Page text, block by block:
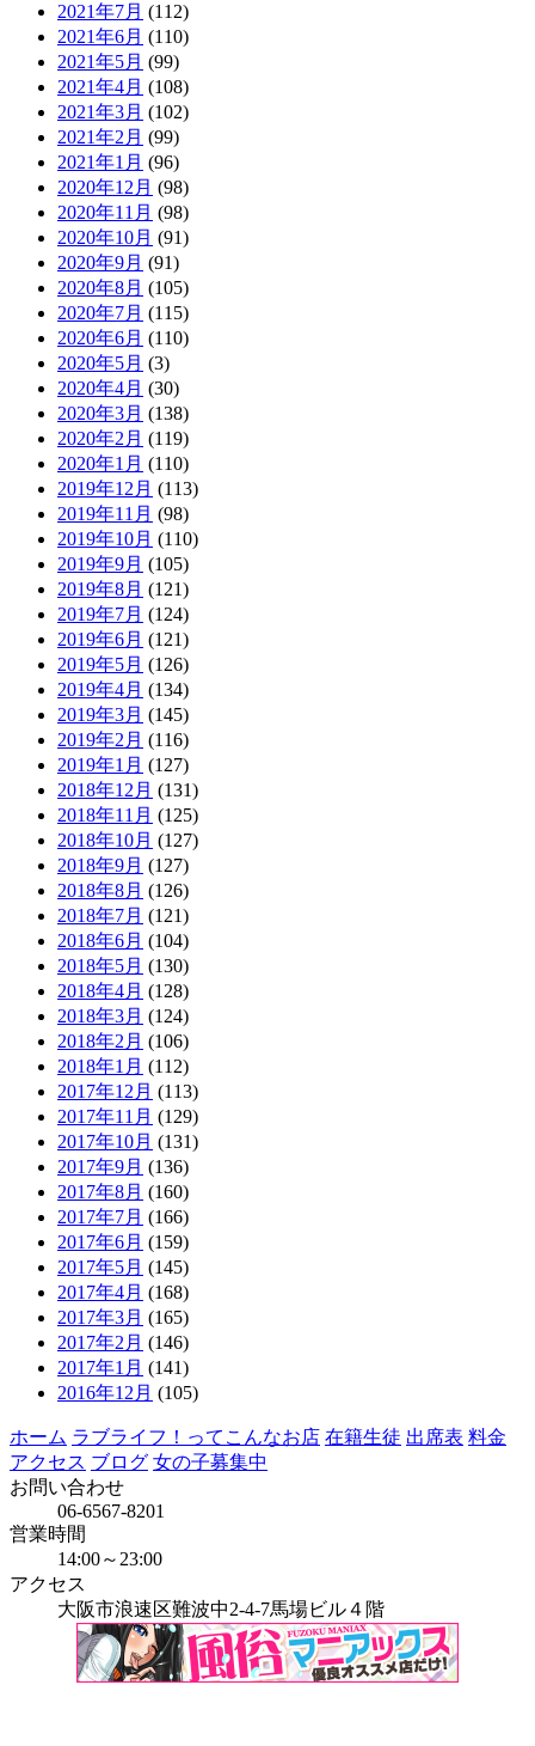
2021年7月 (112)
2021年6月 (110)
2021年5月 (99)
2021年4月 (108)
2021年3月 (102)
2021年2月 (99)
2021年1月 (96)
2020年12月 (98)
2020年11月 (98)
2020年10月 (91)
2020年9月 (91)
2020年8月 (105)
2020年7月 (115)
2020年6月 (110)
2020年5月 (3)
2020年4月 (30)
2020年3月 (138)
2020年2月 (119)
2020年1月 (110)
2019年12月 (113)
2019年11月 (98)
2019年10月 (110)
2019年9月 (105)
2019年8月 (121)
2019年7月 (124)
2019年6月 (121)
2019年5月 (126)
2019年4月 (134)
2019年3月 (145)
2019年2月 (116)
2019年1月 (127)
2018年12月 (131)
2018年11月 (125)
2018年10月 (127)
2018年9月 (127)
2018年8月 (126)
2018年7月 (121)
2018年6月 (104)
2018年5月 (130)
2018年4月 (128)
2018年3月 (124)
2018年2月 (106)
2018年1月 (112)
2017年12月 (113)
2017年11月 (129)
2017年10月 (131)
2017年9月 (136)
2017年8月 (160)
2017年7月 (166)
2017年6月 (159)
2017年5月 (145)
2017年4月 (168)
2017年3月 (165)
2017年2月 (146)
2017年1月 (141)
2016年12月 (105)
ホーム ラブライフ！ってこんなお店 在籍生徒 出席表 料金
アクセス ブログ 女の子募集中
お問い合わせ
06-6567-8201
営業時間
14:00～23:00
アクセス
大阪市浪速区難波中2-4-7馬場ビル４階